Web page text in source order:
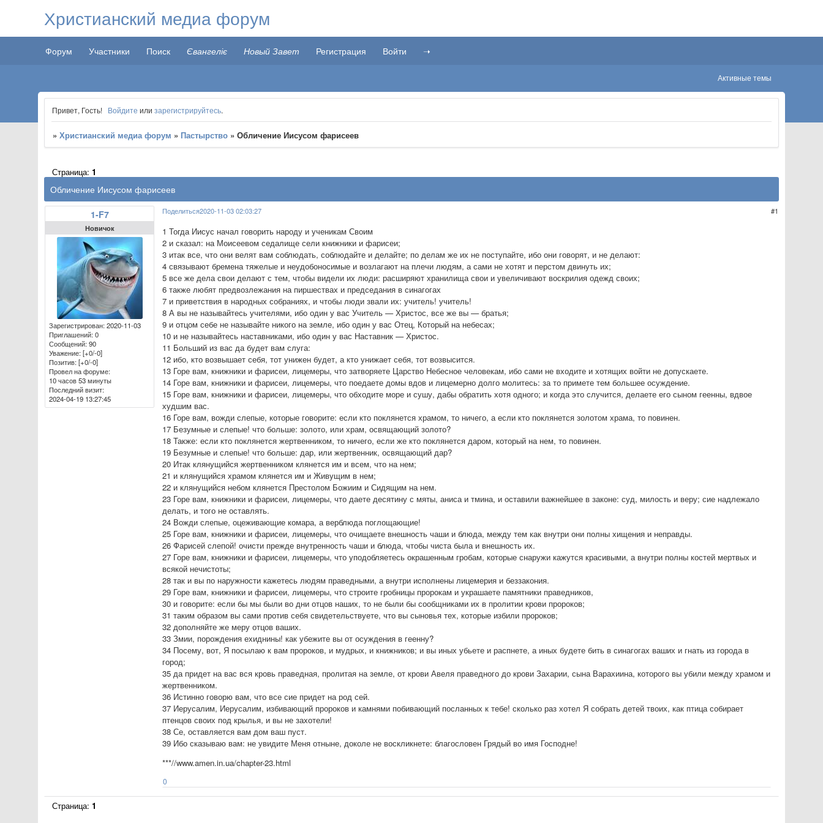
Христианский медиа форум
Форум Участники Поиск Євангеліє Новый Завет Регистрация Войти ➝
Активные темы
Привет, Гость! Войдите или зарегистрируйтесь.
»Христианский медиа форум » Пастырство »Обличение Иисусом фарисеев
Обличение Иисусом фарисеев
Страница:1
Поделиться 1
2020-11-03 02:03:27
1-F7
Новичок
Зарегистрирован: 2020-11-03
Приглашений:0
Сообщений:90
Уважение:[+0/-0]
Позитив:[+0/-0]
Провел на форуме:
10 часов 53 минуты
Последний визит:
2024-04-19 13:27:45
1 Тогда Иисус начал говорить народу и ученикам Своим
2 и сказал: на Моисеевом седалище сели книжники и фарисеи;
3 итак все, что они велят вам соблюдать, соблюдайте и делайте; по делам же их не поступайте, ибо они говорят, и не делают:
4 связывают бремена тяжелые и неудобоносимые и возлагают на плечи людям, а сами не хотят и перстом двинуть их;
5 все же дела свои делают с тем, чтобы видели их люди: расширяют хранилища свои и увеличивают воскрилия одежд своих;
6 также любят предвозлежания на пиршествах и председания в синагогах
7 и приветствия в народных собраниях, и чтобы люди звали их: учитель! учитель!
8 А вы не называйтесь учителями, ибо один у вас Учитель — Христос, все же вы — братья;
9 и отцом себе не называйте никого на земле, ибо один у вас Отец, Который на небесах;
10 и не называйтесь наставниками, ибо один у вас Наставник — Христос.
11 Больший из вас да будет вам слуга:
12 ибо, кто возвышает себя, тот унижен будет, а кто унижает себя, тот возвысится.
13 Горе вам, книжники и фарисеи, лицемеры, что затворяете Царство Небесное человекам, ибо сами не входите и хотящих войти не допускаете.
14 Горе вам, книжники и фарисеи, лицемеры, что поедаете домы вдов и лицемерно долго молитесь: за то примете тем большее осуждение.
15 Горе вам, книжники и фарисеи, лицемеры, что обходите море и сушу, дабы обратить хотя одного; и когда это случится, делаете его сыном геенны, вдвое
худшим вас.
16 Горе вам, вожди слепые, которые говорите: если кто поклянется храмом, то ничего, а если кто поклянется золотом храма, то повинен.
17 Безумные и слепые! что больше: золото, или храм, освящающий золото?
18 Также: если кто поклянется жертвенником, то ничего, если же кто поклянется даром, который на нем, то повинен.
19 Безумные и слепые! что больше: дар, или жертвенник, освящающий дар?
20 Итак клянущийся жертвенником клянется им и всем, что на нем;
21 и клянущийся храмом клянется им и Живущим в нем;
22 и клянущийся небом клянется Престолом Божиим и Сидящим на нем.
23 Горе вам, книжники и фарисеи, лицемеры, что даете десятину с мяты, аниса и тмина, и оставили важнейшее в законе: суд, милость и веру; сие надлежало
делать, и того не оставлять.
24 Вожди слепые, оцеживающие комара, а верблюда поглощающие!
25 Горе вам, книжники и фарисеи, лицемеры, что очищаете внешность чаши и блюда, между тем как внутри они полны хищения и неправды.
26 Фарисей слепой! очисти прежде внутренность чаши и блюда, чтобы чиста была и внешность их.
27 Горе вам, книжники и фарисеи, лицемеры, что уподобляетесь окрашенным гробам, которые снаружи кажутся красивыми, а внутри полны костей мертвых и
всякой нечистоты;
28 так и вы по наружности кажетесь людям праведными, а внутри исполнены лицемерия и беззакония.
29 Горе вам, книжники и фарисеи, лицемеры, что строите гробницы пророкам и украшаете памятники праведников,
30 и говорите: если бы мы были во дни отцов наших, то не были бы сообщниками их в пролитии крови пророков;
31 таким образом вы сами против себя свидетельствуете, что вы сыновья тех, которые избили пророков;
32 дополняйте же меру отцов ваших.
33 Змии, порождения ехиднины! как убежите вы от осуждения в геенну?
34 Посему, вот, Я посылаю к вам пророков, и мудрых, и книжников; и вы иных убьете и распнете, а иных будете бить в синагогах ваших и гнать из города в
город;
35 да придет на вас вся кровь праведная, пролитая на земле, от крови Авеля праведного до крови Захарии, сына Варахиина, которого вы убили между храмом и
жертвенником.
36 Истинно говорю вам, что все сие придет на род сей.
37 Иерусалим, Иерусалим, избивающий пророков и камнями побивающий посланных к тебе! сколько раз хотел Я собрать детей твоих, как птица собирает
птенцов своих под крылья, и вы не захотели!
38 Се, оставляется вам дом ваш пуст.
39 Ибо сказываю вам: не увидите Меня отныне, доколе не воскликнете: благословен Грядый во имя Господне!
***//www.amen.in.ua/chapter-23.html
0
Страница:1